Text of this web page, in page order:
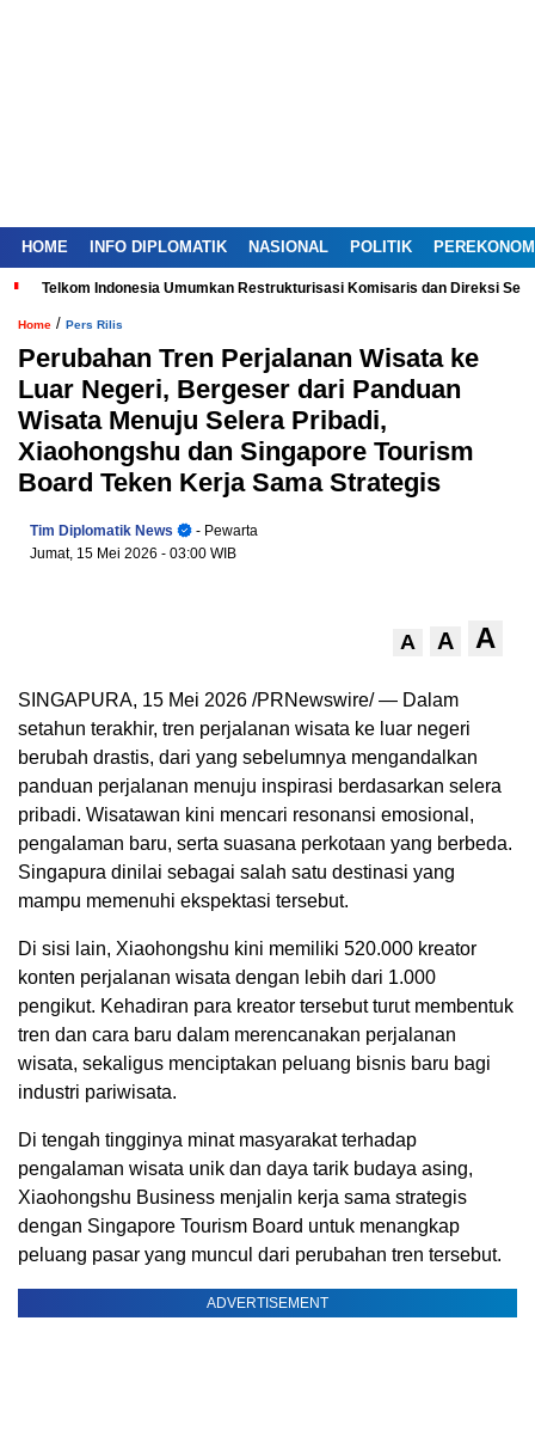
HOME INFO DIPLOMATIK NASIONAL POLITIK
Telkom Indonesia Umumkan Restrukturisasi Komisaris dan Direksi
Home / Pers Rilis
Perubahan Tren Perjalanan Wisata ke
Luar Negeri, Bergeser dari Panduan
Wisata Menuju Selera Pribadi,
Xiaohongshu dan Singapore Tourism
Board Teken Kerja Sama Strategis
Tim Diplomatik News
- Pewarta
Jumat, 15 Mei 2026 - 03:00 WIB
A A A
SINGAPURA, 15 Mei 2026 /PRNewswire/ — Dalam
setahun terakhir, tren perjalanan wisata ke luar negeri
berubah drastis, dari yang sebelumnya mengandalkan
panduan perjalanan menuju inspirasi berdasarkan selera
pribadi. Wisatawan kini mencari resonansi emosional,
pengalaman baru, serta suasana perkotaan yang berbeda.
Singapura dinilai sebagai salah satu destinasi yang
mampu memenuhi ekspektasi tersebut.
Di sisi lain, Xiaohongshu kini memiliki 520.000 kreator
konten perjalanan wisata dengan lebih dari 1.000
pengikut. Kehadiran para kreator tersebut turut membentuk
tren dan cara baru dalam merencanakan perjalanan
wisata, sekaligus menciptakan peluang bisnis baru bagi
industri pariwisata.
Di tengah tingginya minat masyarakat terhadap
pengalaman wisata unik dan daya tarik budaya asing,
Xiaohongshu Business menjalin kerja sama strategis
dengan Singapore Tourism Board untuk menangkap
peluang pasar yang muncul dari perubahan tren tersebut.
ADVERTISEMENT